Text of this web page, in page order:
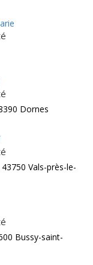
Dornes
43750 Vals-près-le-
Bussy-saint-